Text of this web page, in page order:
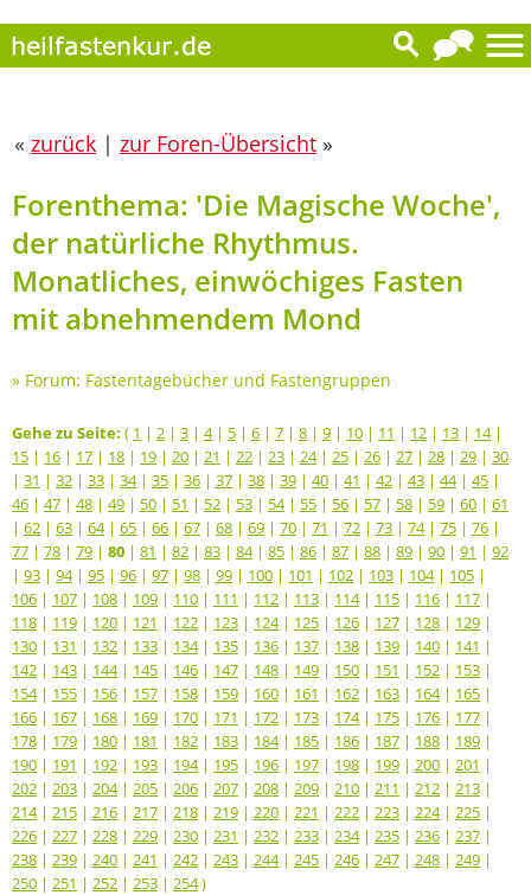
« zurück | zur Foren-Übersicht »
Forenthema: 'Die Magische Woche',
der natürliche Rhythmus.
Monatliches, einwöchiges Fasten
mit abnehmendem Mond
» Forum: Fastentagebücher und Fastengruppen
Gehe zu Seite: ( 1 | 2 | 3 | 4| 5 | 6 | 7 | 8 | 9 | 10 | 11 | 12 | 13 | 14|
15 | 16 | 17 | 18 | 19 | 20 | 21 | 22 | 23 | 24| 25 | 26 | 27 | 28 | 29 | 30
| 31 | 32 | 33 | 34| 35 | 36 | 37 | 38 | 39 | 40 | 41 | 42 | 43 | 44| 45 |
46 | 47 | 48 | 49 | 50 | 51 | 52 | 53 | 54| 55 | 56 | 57 | 58 | 59 | 60 | 61
| 62 | 63 | 64| 65 | 66 | 67 | 68 | 69 | 70 | 71 | 72 | 73 | 74| 75 | 76 |
77 | 78 | 79 | 80 | 81 | 82 | 83 | 84| 85 | 86 | 87 | 88 | 89 | 90 | 91 | 92
| 93 | 94| 95 | 96 | 97 | 98 | 99 | 100 | 101 | 102 | 103 | 104| 105 |
106 | 107 | 108 | 109 | 110 | 111 | 112 | 113 | 114| 115 | 116 | 117 |
118 | 119 | 120 | 121 | 122 | 123 | 124| 125 | 126 | 127 | 128 | 129 |
130 | 131 | 132 | 133 | 134| 135 | 136 | 137 | 138 | 139 | 140 | 141 |
142 | 143 | 144| 145 | 146 | 147 | 148 | 149 | 150 | 151 | 152 | 153 |
154| 155 | 156 | 157 | 158 | 159 | 160 | 161 | 162 | 163 | 164| 165 |
166 | 167 | 168 | 169 | 170 | 171 | 172 | 173 | 174| 175 | 176 | 177 |
178 | 179 | 180 | 181 | 182 | 183 | 184| 185 | 186 | 187 | 188 | 189 |
190 | 191 | 192 | 193 | 194| 195 | 196 | 197 | 198 | 199 | 200 | 201 |
202 | 203 | 204| 205 | 206 | 207 | 208 | 209 | 210 | 211 | 212 | 213 |
214| 215 | 216 | 217 | 218 | 219 | 220 | 221 | 222 | 223 | 224| 225 |
226 | 227 | 228 | 229 | 230 | 231 | 232 | 233 | 234| 235 | 236 | 237 |
238 | 239 | 240 | 241 | 242 | 243 | 244| 245 | 246 | 247 | 248 | 249 |
250 | 251 | 252 | 253 | 254)